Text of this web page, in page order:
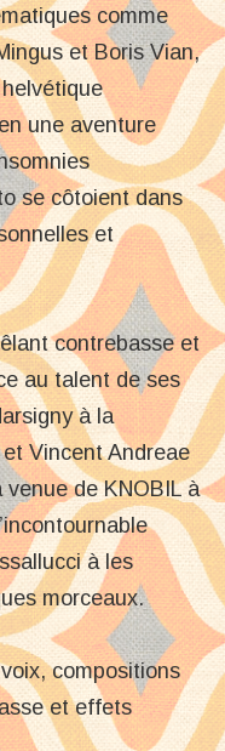
comme
et Boris Vian,
une aventure
se côtoient dans
et
contrebasse et
au talent de ses
à la
Vincent Andreae
venue de KNOBIL à
à les
morceaux.
compositions
et effets